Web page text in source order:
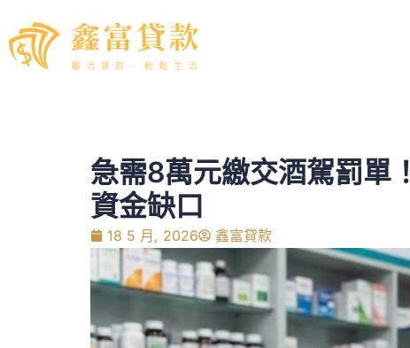
急需8萬元繳交酒駕罰單
資金缺口
18 5 月, 2026 鑫富貸款